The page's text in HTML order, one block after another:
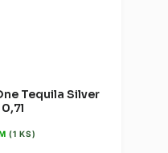
Tequila Silver
0,7l
(1 KS)